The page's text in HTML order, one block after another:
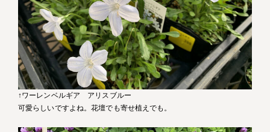
↑ワーレンベルギア アリスブルー
可愛らしいですよね。花壇でも寄せ植えでも。